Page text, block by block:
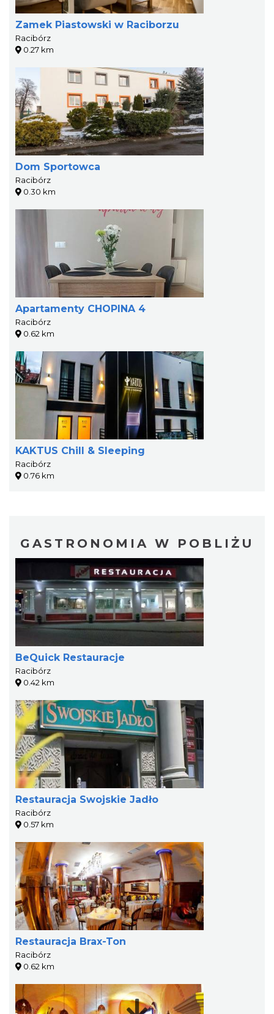
Zamek Piastowski w Raciborzu
Racibórz
0.27 km
Dom Sportowca
Racibórz
0.30 km
Apartamenty CHOPINA 4
Racibórz
0.62 km
KAKTUS Chill & Sleeping
Racibórz
0.76 km
GASTRONOMIA W POBLIŻU
BeQuick Restauracje
Racibórz
0.42 km
Restauracja Swojskie Jadło
Racibórz
0.57 km
Restauracja Brax-Ton
Racibórz
0.62 km